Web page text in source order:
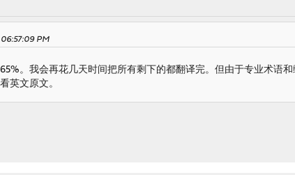
06:57:09 PM
。我会再花几天时间把所有剩下的都翻译完。但由于专业术语
英文原文。